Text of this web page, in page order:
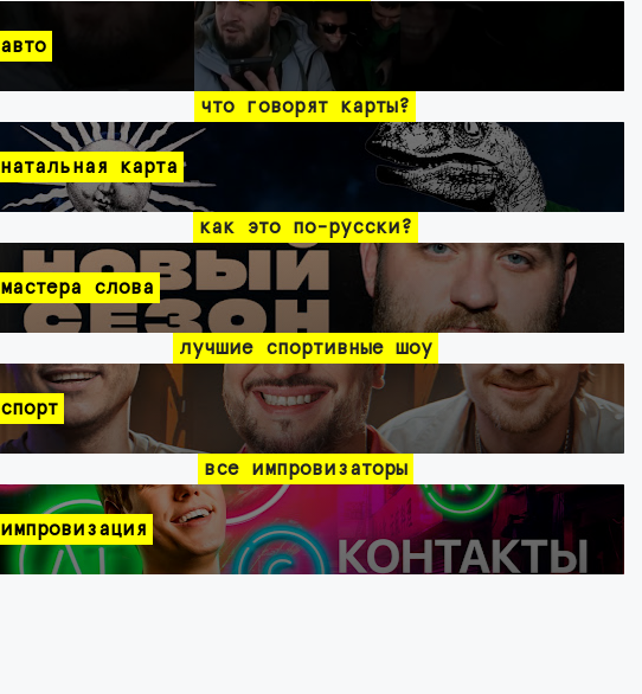
авто
что говорят карты?
натальная карта
как это по-русски?
мастера слова
лучшие спортивные шоу
спорт
все импровизаторы
импровизация